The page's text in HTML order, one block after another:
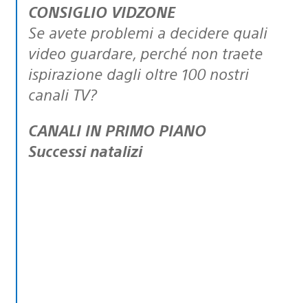
CONSIGLIO VIDZONE
Se avete problemi a decidere quali
video guardare, perché non traete
ispirazione dagli oltre 100 nostri
canali TV?
CANALI IN PRIMO PIANO
Successi natalizi